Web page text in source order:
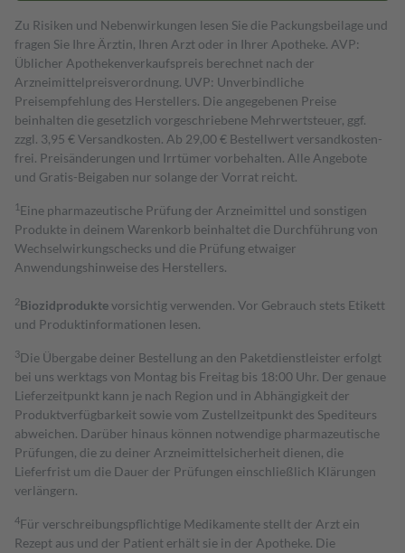
Zu Risiken und Nebenwirkungen lesen Sie die Packungsbeilage und
fragen Sie Ihre Ärztin, Ihren Arzt oder in Ihrer Apotheke. AVP:
Üblicher Apothekenverkaufspreis berechnet nach der
Arzneimittelpreisverordnung. UVP: Unverbindliche
Preisempfehlung des Herstellers. Die angegebenen Preise
beinhalten die gesetzlich vorgeschriebene Mehrwertsteuer, ggf.
zzgl. 3,95 € Versandkosten. Ab 29,00 € Bestell­wert versand­kosten­
frei. Preisänderungen und Irrtümer vorbehalten. Alle Angebote
und Gratis-Beigaben nur solange der Vorrat reicht.
1 Eine pharmazeutische Prüfung der Arzneimittel und sonstigen
Produkte in deinem Warenkorb beinhaltet die Durchführung von
Wechselwirkungschecks und die Prüfung etwaiger
Anwendungshinweise des Herstellers.
2Biozidproduktevorsichtig verwenden. Vor Gebrauch stets Etikett
und Produktinformationen lesen.
3Die Übergabe deiner Bestellung an den Paketdienstleister erfolgt
bei uns werktags von Montag bis Freitag bis 18:00 Uhr. Der genaue
Lieferzeitpunkt kann je nach Region und in Abhängigkeit der
Produktverfügbarkeit sowie vom Zustellzeitpunkt des Spediteurs
abweichen. Darüber hinaus können notwendige pharmazeutische
Prüfungen, die zu deiner Arzneimittelsicherheit dienen, die
Lieferfrist um die Dauer der Prüfungen einschließlich Klärungen
verlängern.
4Für verschreibungspflichtige Medikamente stellt der Arzt ein
Rezept aus und der Patient erhält sie in der Apotheke. Die